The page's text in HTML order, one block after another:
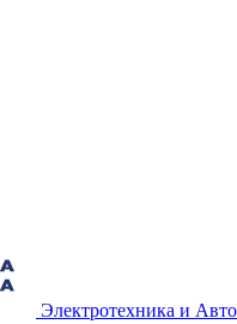
Электротехника и